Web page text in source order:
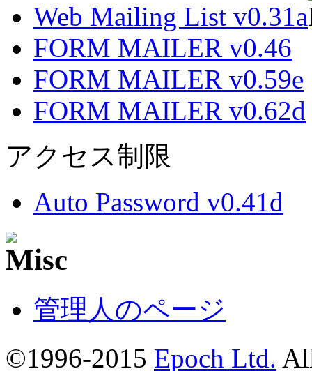
Web Mailing List v0.31a
FORM MAILER v0.46
FORM MAILER v0.59e
FORM MAILER v0.62d
アクセス制限
Auto Password v0.41d
管理人のページ
©1996-2015 Epoch Ltd.